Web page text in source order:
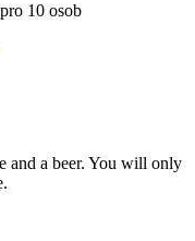
pro 10 osob
and a beer. You will only